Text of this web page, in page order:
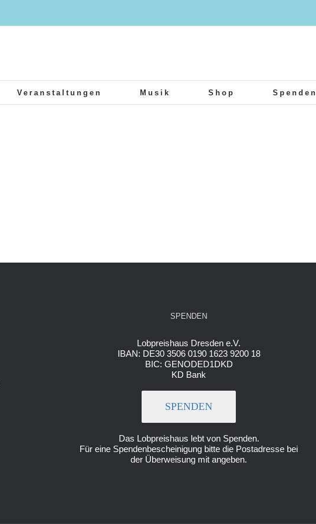
Veranstaltungen Musik Shop Spenden
SPENDEN
Lobpreishaus Dresden e.V.
IBAN: DE30 3506 0190 1623 9200 18
BIC: GENODED1DKD
KD Bank
SPENDEN
Das Lobpreishaus lebt von Spenden.
Für eine Spendenbescheinigung bitte die Postadresse bei
der Überweisung mit angeben.